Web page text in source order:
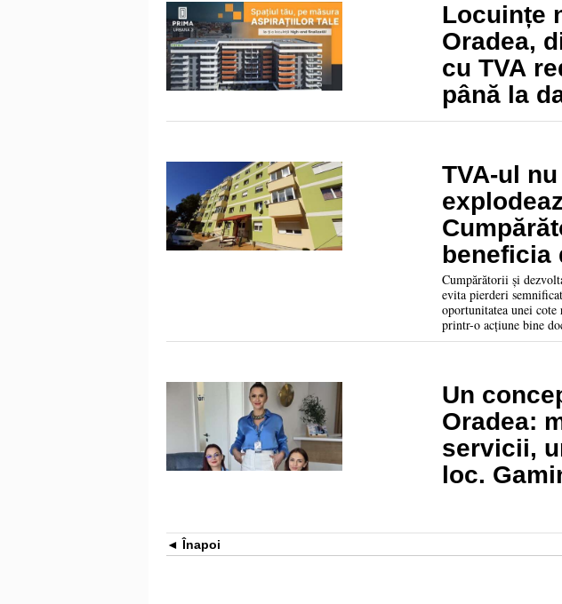
Locuințe
Oradea,
cu TVA
până la
iulie. –
GROUP
TVA-ul nu
beneficia
Cumpărătorii și
evita pierderi
oportunitatea unei cote
printr-o acțiune bine
Un
Oradea:
servicii,
loc.
Înapoi